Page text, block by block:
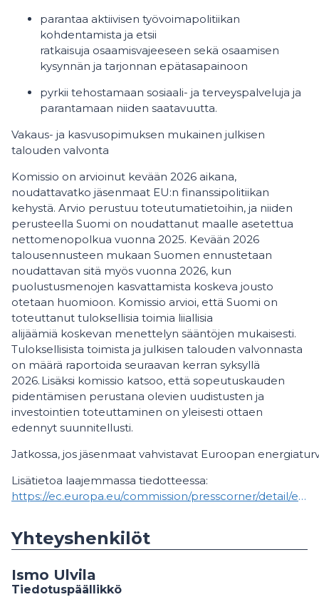
parantaa aktiivisen työvoimapolitiikan
kohdentamista ja etsii
ratkaisuja osaamisvajeeseen sekä osaamisen
kysynnän ja tarjonnan epätasapainoon
pyrkii tehostamaan sosiaali- ja terveyspalveluja ja
parantamaan niiden saatavuutta.
Vakaus- ja kasvusopimuksen mukainen julkisen
talouden valvonta
Komissio on arvioinut kevään 2026 aikana,
noudattavatko jäsenmaat EU:n finanssipolitiikan
kehystä. Arvio perustuu toteutumatietoihin, ja niiden
perusteella Suomi on noudattanut maalle asetettua
nettomenopolkua vuonna 2025. Kevään 2026
talousennusteen mukaan Suomen ennustetaan
noudattavan sitä myös vuonna 2026, kun
puolustusmenojen kasvattamista koskeva jousto
otetaan huomioon. Komissio arvioi, että Suomi on
toteuttanut tuloksellisia toimia liiallisia
alijäämiä koskevan menettelyn sääntöjen mukaisesti.
Tuloksellisista toimista ja julkisen talouden valvonnasta
on määrä raportoida seuraavan kerran syksyllä
2026. Lisäksi komissio katsoo, että sopeutuskauden
pidentämisen perustana olevien uudistusten ja
investointien toteuttaminen on yleisesti ottaen
edennyt suunnitellusti.
Jatkossa, jos jäsenmaat vahvistavat Euroopan
Lisätietoa laajemmassa tiedotteessa:
https://ec.europa.eu/commission/presscorner/detail/en/ip_26_1140
Yhteyshenkilöt
Ismo Ulvila
Tiedotuspäällikkö